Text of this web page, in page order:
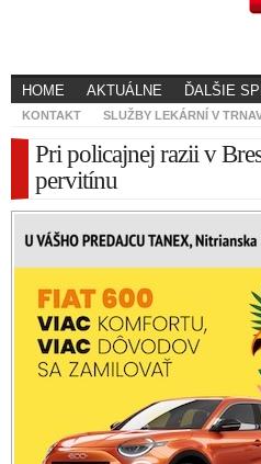
HOME AKTUÁLNE ĎALŠIE
KONTAKT SLUŽBY LEKÁRNÍ V
Pri policajnej razii v
pervitínu